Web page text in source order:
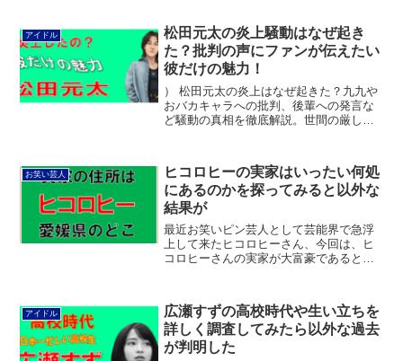
アイドル
松田元太の炎上騒動はなぜ起き
た？批判の声にファンが伝えたい
彼だけの魅力！
） 松田元太の炎上はなぜ起きた？九九や
おバカキャラへの批判、後輩への発言な
ど騒動の真相を徹底解説。世間の厳しい
した。炎上を乗り越え輝き続ける彼の真
実をチェックしましょう！
お笑い芸人
ヒコロヒーの実家はいったい何処
にあるのかを探ってみると以外な
結果が
最近お笑いピン芸人として芸能界で急浮
上して来たヒコロヒーさん、今回は、ヒ
コロヒーさんの実家が大富豪であると言
こを出来るだけ詳しく深掘りして調査報
告してみたいとおもいます。
アイドル
広瀬すずの高校時代や生い立ちを
詳しく調査してみたら以外な過去
が判明した